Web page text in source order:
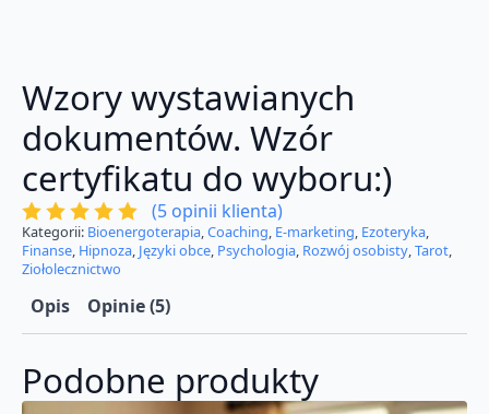
Wzory wystawianych
dokumentów. Wzór
certyfikatu do wyboru:)
(5opinii klienta)
Kategorii: Bioenergoterapia,Coaching, E-marketing, Ezoteryka,
Finanse, Hipnoza, Języki obce, Psychologia, Rozwój osobisty,Tarot,
Ziołolecznictwo
Opis Opinie (5)
Podobne produkty